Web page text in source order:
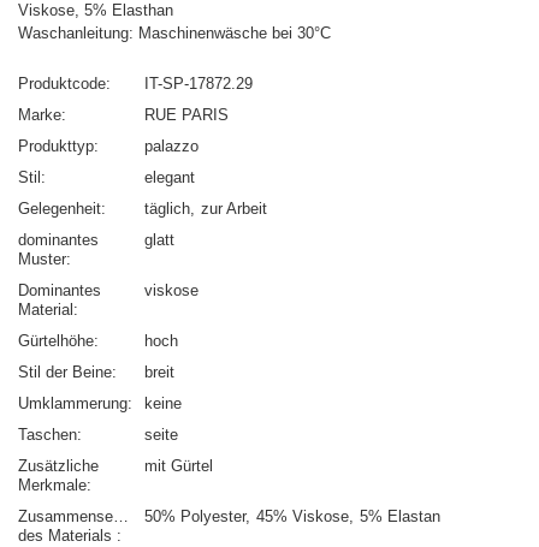
Viskose, 5% Elasthan
Waschanleitung: Maschinenwäsche bei 30°C
Produktcode
IT-SP-17872.29
Marke
RUE PARIS
Produkttyp
palazzo
Stil
elegant
Gelegenheit
täglich zur Arbeit
dominantes
Muster
glatt
Dominantes
Material
viskose
Gürtelhöhe
hoch
Stil der Beine
breit
Umklammerung
keine
Taschen
seite
Zusätzliche
Merkmale
mit Gürtel
Zusammensetzung
des Materials
50% Polyester 45% Viskose 5% Elastan